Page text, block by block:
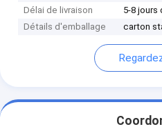
Délai de livraison
5-8 jours
Détails d'emballage
carton